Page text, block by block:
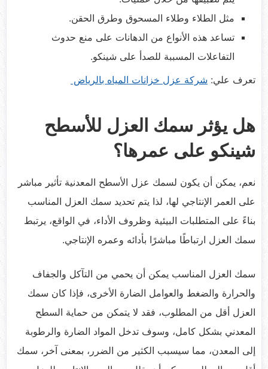
مثل الطلاء وطلاء المسحوق وطرق الحقن.
تساعد هذه الأنواع من الدهانات على منع حدوث
التفاعلات المسببة للصدأ على شينكو.
تعرف علي: شركة عزل خزانات المياه بالرياض
هل يؤثر سمك العزل للأسطح
شينكو على عمرها؟
نعم، يمكن أن يكون لسمك عزل الأسطح المعدنية تأثير مباشر
على العمر الإنتاجي لها، لذا يتم تحديد سمك العزل المناسب
بناءً على المتطلبات البيئية وظروف الأداء، في الواقع، يرتبط
سمك العزل ارتباطًا مباشرًا بأدائه وعمره الإنتاجي.
سمك العزل المناسب يمكن أن يحمي من التآكل والجفاف
والحرارة والضغط والعوامل الضارة الأخرى، فإذا كان سمك
العزل أقل من المطلوب، فقد لا يتمكن من حماية السطح
المعدني بشكل كامل، وسوف تدخل المواد الضارة والرطوبة
إلى المعدن، مما سيسبب الكثير من الضرر، بمعنى آخر، سمك